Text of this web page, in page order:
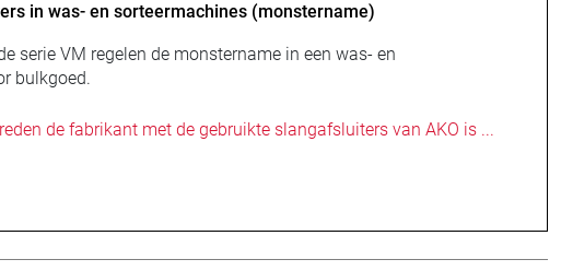
in was- en sorteermachines (monstername)
serie VM regelen de monstername in een was- en
bulkgoed.
de fabrikant met de gebruikte slangafsluiters van AKO is ...